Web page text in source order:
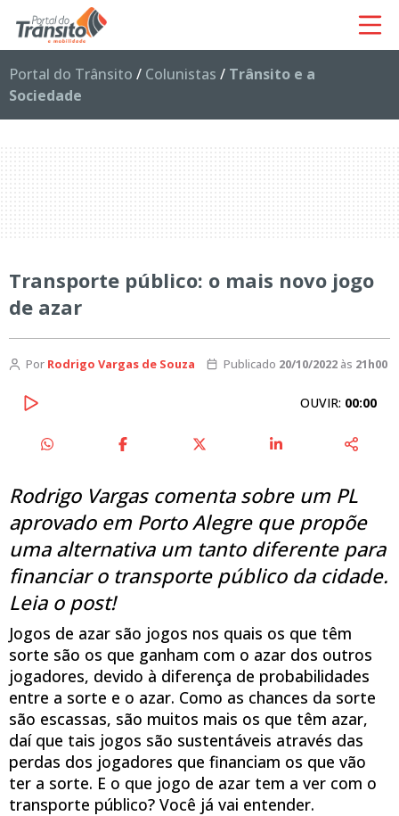
Portal do Trânsito / Colunistas / Trânsito e a
Sociedade
Transporte público: o mais novo jogo
de azar
Por Rodrigo Vargas de Souza Publicado 20/10/2022às 21h00
OUVIR: 00:00
Rodrigo Vargas comenta sobre um PL
aprovado em Porto Alegre que propõe
uma alternativa um tanto diferente para
financiar o transporte público da cidade.
Leia o post!
Jogos de azar são jogos nos quais os que têm
sorte são os que ganham com o azar dos outros
jogadores, devido à diferença de probabilidades
entre a sorte e o azar. Como as chances da sorte
são escassas, são muitos mais os que têm azar,
daí que tais jogos são sustentáveis através das
perdas dos jogadores que financiam os que vão
ter a sorte. E o que jogo de azar tem a ver com o
transporte público? Você já vai entender.